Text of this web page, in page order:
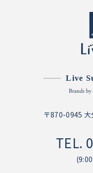
Live
〒870-0945
TEL.